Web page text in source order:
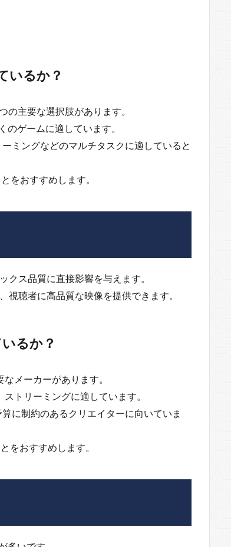
いるか？
主要な選択肢があります。
ゲームに適しています。
ミングなどのマルチタスクに適していると
をおすすめします。
クス品質に直接影響を与えます。
聴者に高品質な映像を提供できます。
るか？
メーカーがあります。
トリーミングに適しています。
に制約のあるクリエイターに向いていま
をおすすめします。